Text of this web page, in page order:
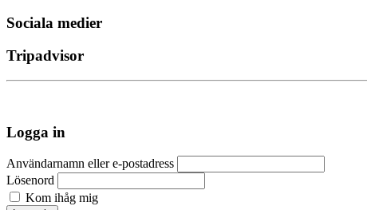
Sociala medier
Tripadvisor
Logga in
Användarnamn eller e-postadress
Lösenord
Kom ihåg mig